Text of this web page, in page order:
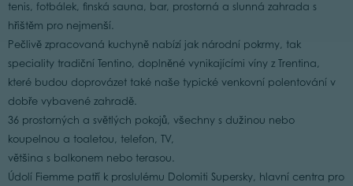
tenis, fotbálek, finská sauna, bar, prostorná a slunná zahrada s
hřištěm pro nejmenší.
Pečlivě zpracovaná kuchyně nabízí jak národní pokrmy, tak
speciality tradiční Tentino, doplněné vynikajícími víny z Trentina,
které budou doprovázet také naše typické venkovní polentování v
dobře vybavené zahradě.
36 prostorných a světlých pokojů, všechny s dužinou nebo
koupelnou a toaletou, telefon, TV,
většina s balkonem nebo terasou.
Údolí Fiemme patří k proslulému Dolomiti Supersky, hlavní centra pro